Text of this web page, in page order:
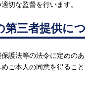
切な監督を行います。
第三者提供に
護法等の法令に定めの
ご本人の同意を得るこ